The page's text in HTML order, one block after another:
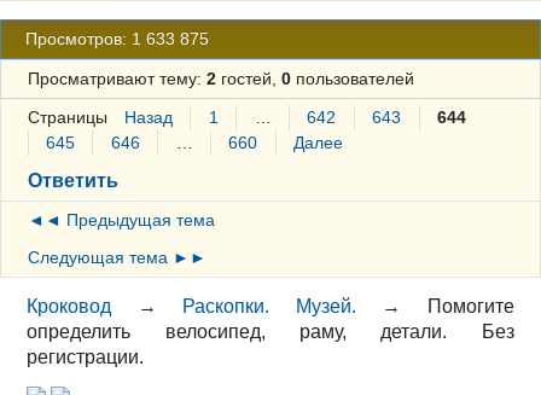
Просмотров: 1 633 875
Просматривают тему: 2гостей, 0пользователей
Страницы Назад 1 642 643
644
645
646 660 Далее
Ответить
◄◄ Предыдущая тема
Следующая тема ►►
Кроковод → Раскопки. Музей. →
Помогите
определить велосипед, раму, детали. Без
регистрации.